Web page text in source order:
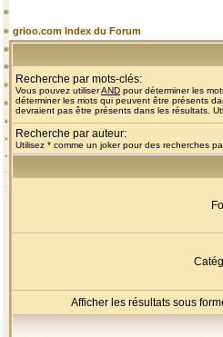
grioo.com Index du Forum
Recherche par mots-clés:
Vous pouvez utiliserAND pour déterminer les
déterminer les mots qui peuvent être présents
devraient pas être présents dans les résultats.
Recherche par auteur:
Utilisez * comme un joker pour des recherches
Afficher les résultats sous